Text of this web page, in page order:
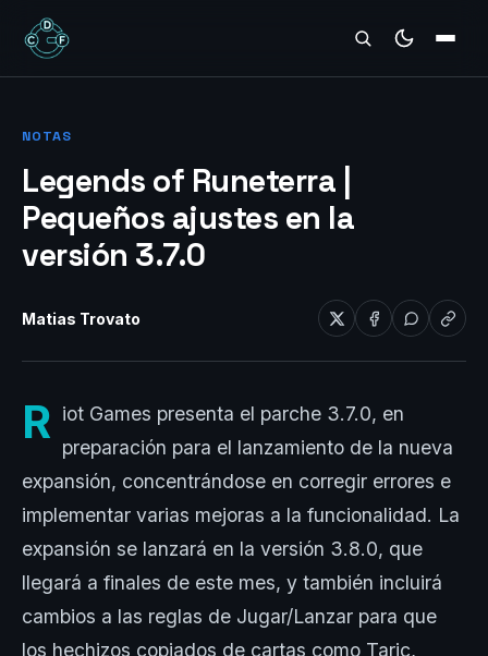
REVIEWS
NOTAS
Legends of Runeterra |
Pequeños ajustes en la
versión 3.7.0
Matias Trovato
R iot Games presenta el parche 3.7.0, en
preparación para el lanzamiento de la nueva
expansión, concentrándose en corregir errores e
implementar varias mejoras a la funcionalidad. La
expansión se lanzará en la versión 3.8.0, que
llegará a finales de este mes, y también incluirá
cambios a las reglas de Jugar/Lanzar para que
los hechizos copiados de cartas como Taric,